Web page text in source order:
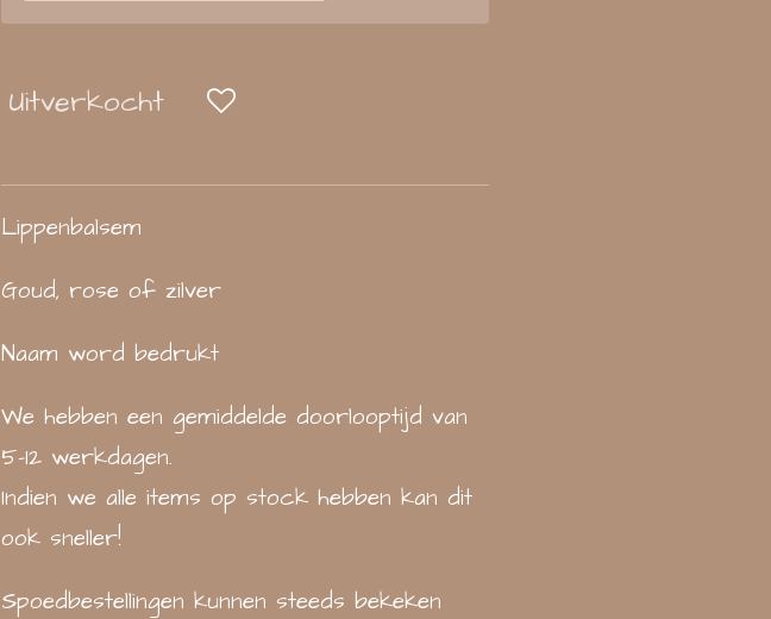
Uitverkocht
Lippenbalsem
Goud, rose of zilver
Naam word bedrukt
We hebben een gemiddelde doorlooptijd van
5-12 werkdagen.
Indien we alle items op stock hebben kan dit
ook sneller!
Spoedbestellingen kunnen steeds bekeken